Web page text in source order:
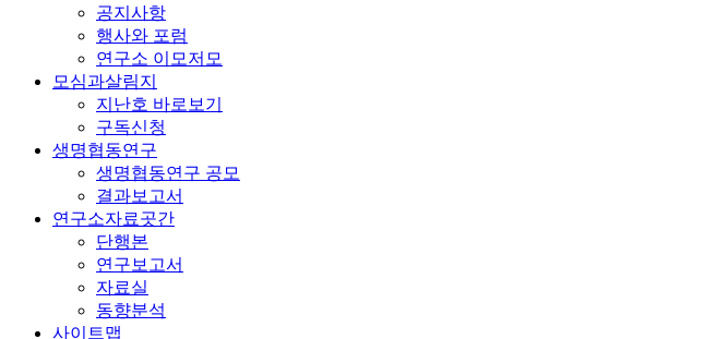
공지사항
행사와 포럼
연구소 이모저모
모심과살림지
지난호 바로보기
구독신청
생명협동연구
생명협동연구 공모
결과보고서
연구소자료곳간
단행본
연구보고서
자료실
동향분석
사이트맵